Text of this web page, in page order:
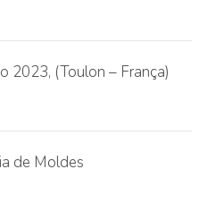
2023, (Toulon – França)
de Moldes